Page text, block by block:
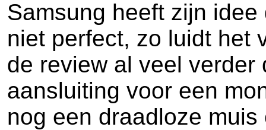
Samsung heeft zijn
niet perfect, zo luidt het
de review al veel
aansluiting voor een
nog een draadloze